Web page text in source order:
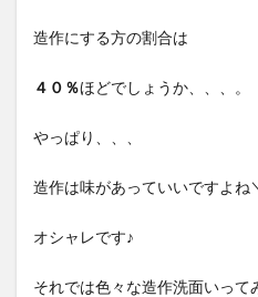
造作にする方の割合は
４０％ほどでしょうか、、、。
やっぱり、、、
造作は味があっていいですよね
オシャレです♪
それでは色々な造作洗面いって